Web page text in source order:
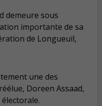
demeure sous
importante de sa
de Longueuil,
une des
Doreen Assaad,